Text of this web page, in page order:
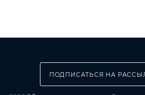
ПОДПИСАТЬСЯ НА